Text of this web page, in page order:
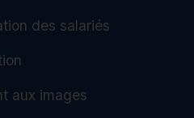
des salariés
aux images